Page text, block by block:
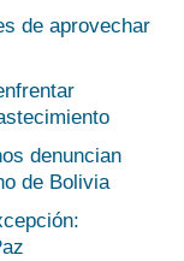
de aprovechar
denuncian
de Bolivia